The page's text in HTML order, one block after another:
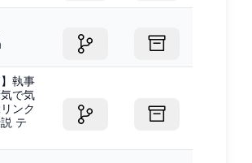
執事
で気
ンク
テ